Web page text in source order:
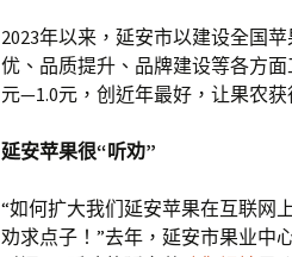
2023年以来，延安市以建设全国
优、品质提升、品牌建设等各方
元—1.0元，创近年最好，让果农
延安苹果很“听劝”
“如何扩大我们延安苹果在互联网
劝求点子！”去年，延安市果业中